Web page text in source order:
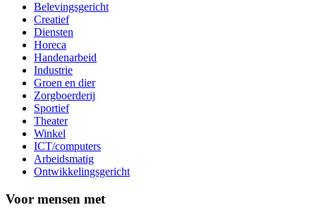
Belevingsgericht
Creatief
Diensten
Horeca
Handenarbeid
Industrie
Groen en dier
Zorgboerderij
Sportief
Theater
Winkel
ICT/computers
Arbeidsmatig
Ontwikkelingsgericht
Voor mensen met